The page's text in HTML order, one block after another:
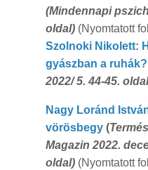
(Mindennapi
oldal) (Nyomtatott
Szolnoki Nikolett:
gyászban a ruhák?
2022/ 5. 44-45.
Nagy Loránd
vörösbegy (
Magazin 2022.
oldal) (Nyomtatott